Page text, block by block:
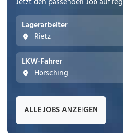
Jetzt den passenden Job auf
Lagerarbeiter
Rietz
LKW-Fahrer
Hörsching
ALLE JOBS ANZEIGEN